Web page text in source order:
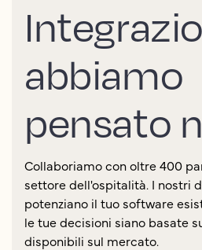
abbiamo
pensato
Collaboriamo con oltre 400
settore dell'ospitalità. I nostri
potenziano il tuo software
le tue decisioni siano basate
disponibili sul mercato.